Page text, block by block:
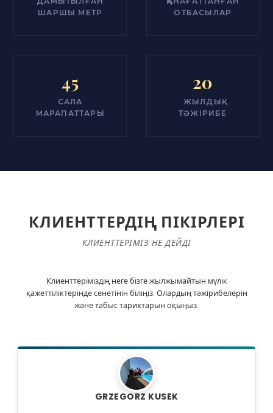
ШАРШЫ МЕТР
ОТБАСЫЛАР
45
САЛА
МАРАПАТТАРЫ
20
ЖЫЛДЫҚ
ТӘЖІРИБЕ
КЛИЕНТТЕРДІҢ ПІКІРЛЕРІ
КЛИЕНТТЕРІМІЗ НЕ ДЕЙДІ
Клиенттеріміздің неге бізге жылжымайтын мүлік
қажеттіліктерінде сенетінін біліңіз. Олардың тәжірибелерін
және табыс тарихтарын оқыңыз.
GRZEGORZ KUSEK